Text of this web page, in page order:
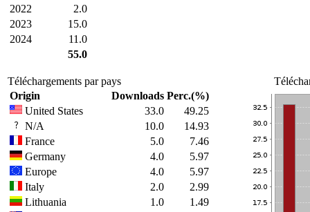
2022
2.0
2023
15.0
2024
11.0
55.0
Téléchargements par pays
Origin
Downloads Perc.(%)
United States
33.0
49.25
N/A
10.0
14.93
France
5.0
7.46
Germany
4.0
5.97
Europe
4.0
5.97
Italy
2.0
2.99
Lithuania
1.0
1.49